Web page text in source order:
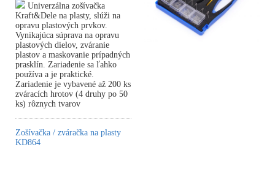
Univerzálna zošívačka
Kraft&Dele na plasty, slúži na
opravu plastových prvkov.
Vynikajúca súprava na opravu
plastových dielov, zváranie
plastov a maskovanie prípadných
prasklín. Zariadenie sa ľahko
používa a je praktické.
Zariadenie je vybavené až 200 ks
zváracích hrotov (4 druhy po 50
ks) rôznych tvarov
Zošívačka / zváračka na plasty
KD864